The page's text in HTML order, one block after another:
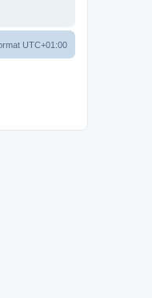
UTC+01:00